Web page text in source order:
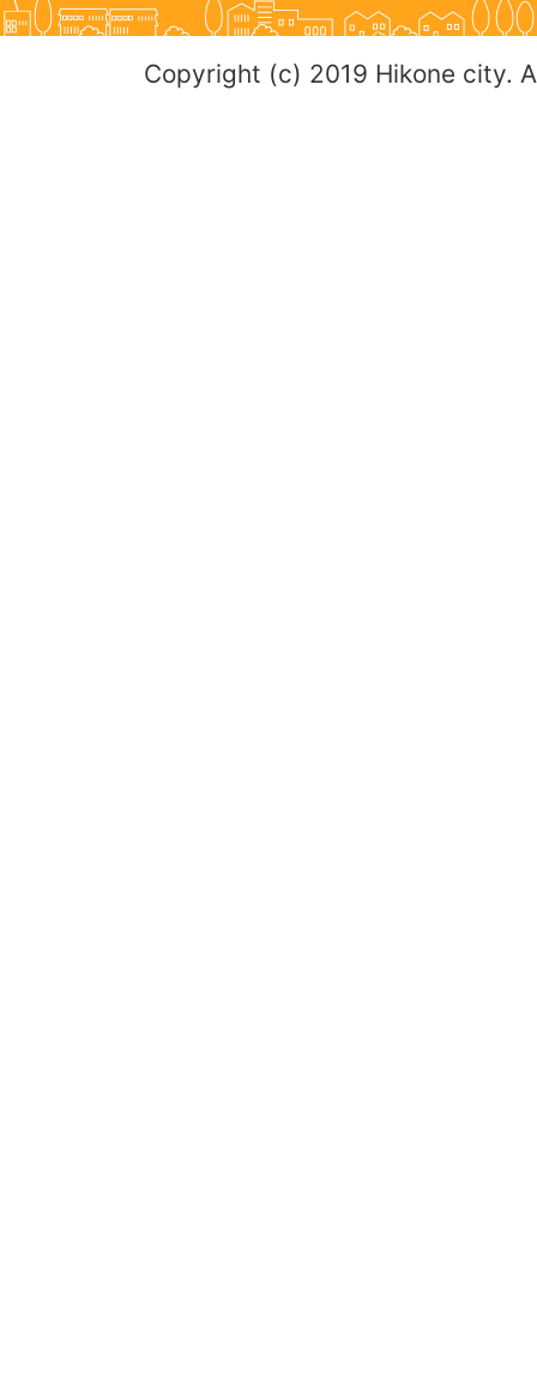
Copyright (c) 2019 Hikone city.